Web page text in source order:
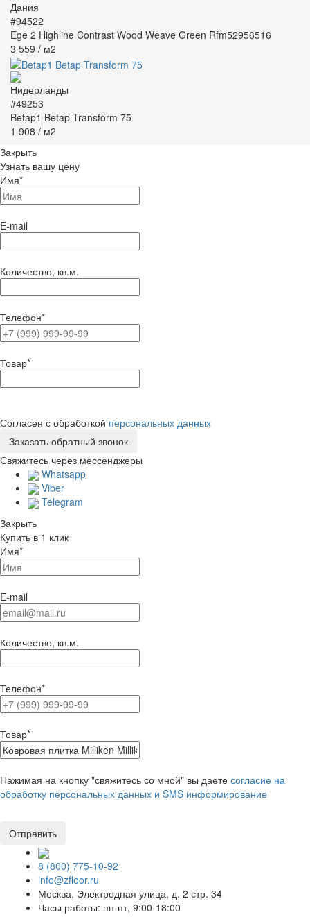
#94522
Ege 2 Highline Contrast Wood Weave Green Rfm52956516
3 559 / м2
#49253
Betap1 Betap Transform 75
1 908 / м2
Закрыть
Узнать вашу цену
Имя*
E-mail
Количество, кв.м.
Телефон*
Товар*
Согласен с обработкой персональных данных
Свяжитесь через мессенджеры
Whatsapp
Viber
Telegram
Закрыть
Купить в 1 клик
Имя*
E-mail
Количество, кв.м.
Телефон*
Товар*
Нажимая на кнопку "свяжитесь со мной" вы даете согласие на
обработку персональных данных и SMS информирование
8 (800) 775-10-92
info@zfloor.ru
Москва, Электродная улица, д. 2 стр. 34
Часы работы: пн-пт, 9:00-18:00